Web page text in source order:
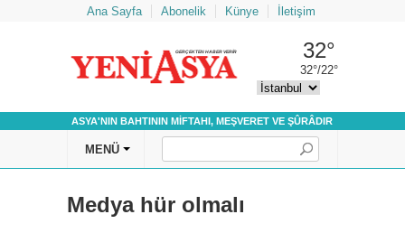
Ana Sayfa Abonelik Künye İletişim
GERÇEKTEN HABER VERİR 32°
32°/22°
ASYA'NIN BAHTININ MİFTAHI, MEŞVERET VE ŞÛRÂDIR
Medya hür olmalı